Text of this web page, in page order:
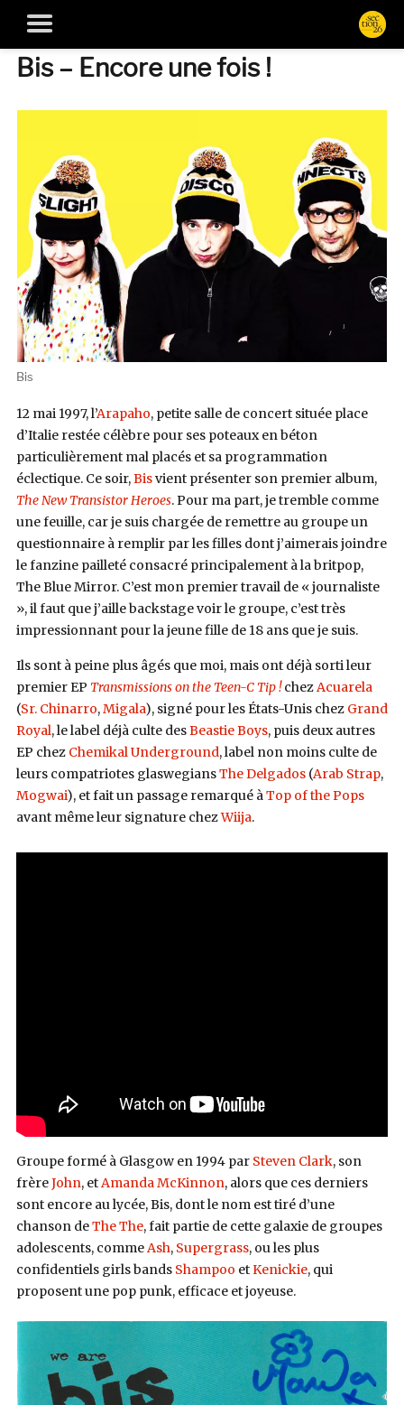
Bis – Encore une fois !
Bis
12 mai 1997, l’Arapaho, petite salle de concert située place
d’Italie restée célèbre pour ses poteaux en béton
particulièrement mal placés et sa programmation
éclectique. Ce soir,Bisvient présenter son premier album,
The New Transistor Heroes. Pour ma part, je tremble comme
une feuille, car je suis chargée de remettre au groupe un
questionnaire à remplir par les filles dont j’aimerais joindre
le fanzine pailleté consacré principalement à la britpop,
The Blue Mirror. C’est mon premier travail de « journaliste
», il faut que j’aille backstage voir le groupe, c’est très
impressionnant pour la jeune fille de 18 ans que je suis.
Ils sont à peine plus âgés que moi, mais ont déjà sorti leur
premier EP Transmissions on the Teen-C Tip !chezAcuarela
(Sr. Chinarro,Migala), signé pour les États-Unis chez Grand
Royal, le label déjà culte desBeastie Boys, puis deux autres
EP chez Chemikal Underground, label non moins culte de
leurs compatriotes glaswegiansThe Delgados(Arab Strap,
Mogwai), et fait un passage remarqué àTop of the Pops
avant même leur signature chezWiija.
Groupe formé à Glasgow en 1994 par Steven Clark, son
frèreJohn, etAmanda McKinnon, alors que ces derniers
sont encore au lycée, Bis, dont le nom est tiré d’une
chanson deThe The, fait partie de cette galaxie de groupes
adolescents, commeAsh, Supergrass, ou les plus
confidentiels girls bands Shampoo etKenickie, qui
proposent une pop punk, efficace et joyeuse.